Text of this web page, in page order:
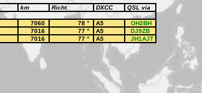
km Richt. DXCC QSL via
7060 78 ° A5
OH2BH
7016 77 ° A5
DJ9ZB
7016 77 ° A5 JH1AJT